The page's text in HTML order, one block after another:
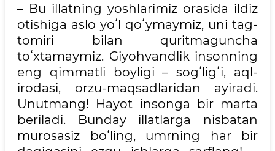
– Bu illatning yoshlarimiz orasida ildiz
otishiga aslo yoʻl qoʻymaymiz, uni tag-
tomiri bilan quritmaguncha
toʻxtamaymiz. Giyohvandlik insonning
eng qimmatli boyligi – sogʻligʻi, aql-
irodasi, orzu-maqsadlaridan ayiradi.
Unutmang! Hayot insonga bir marta
beriladi. Bunday illatlarga nisbatan
murosasiz boʻling, umrning har bir